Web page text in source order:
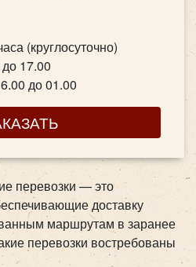
(круглосуточно)
17.00
до 01.00
перевозки — это
доставку
маршрутам в заранее
перевозки востребованы
поскольку позволяют